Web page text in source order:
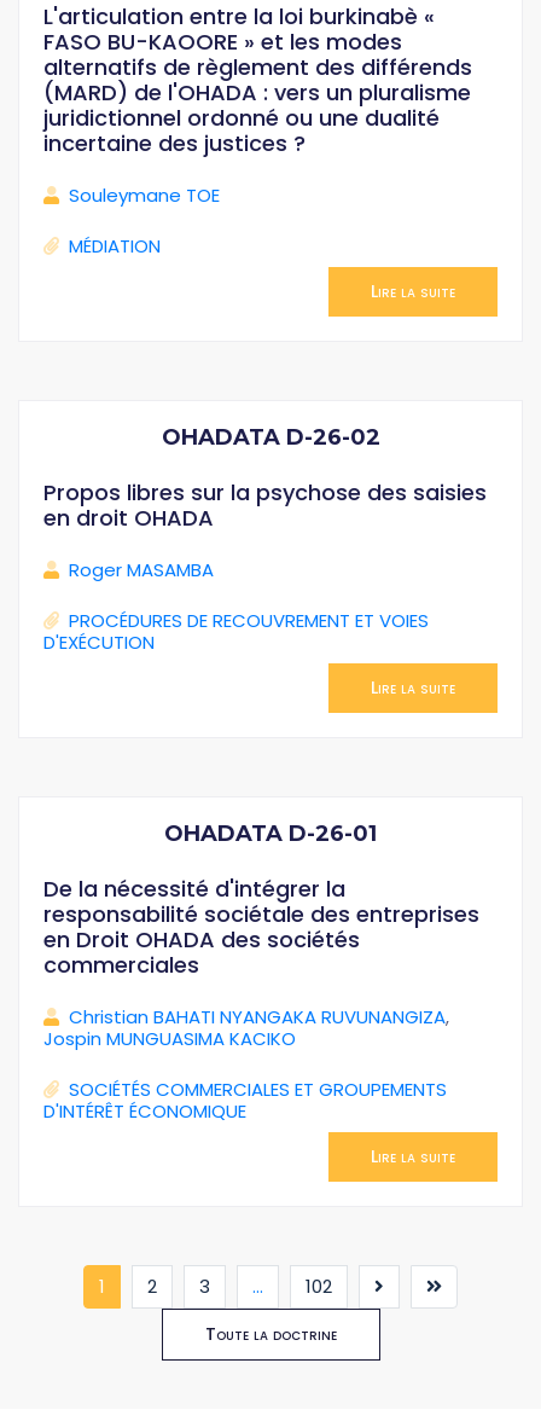
L'articulation entre la loi burkinabè «
FASO BU-KAOORE » et les modes
alternatifs de règlement des différends
(MARD) de l'OHADA : vers un pluralisme
juridictionnel ordonné ou une dualité
incertaine des justices ?
Souleymane TOE
MÉDIATION
Lire la suite
OHADATA D-26-02
Propos libres sur la psychose des saisies
en droit OHADA
Roger MASAMBA
PROCÉDURES DE RECOUVREMENT ET VOIES
D'EXÉCUTION
Lire la suite
OHADATA D-26-01
De la nécessité d'intégrer la
responsabilité sociétale des entreprises
en Droit OHADA des sociétés
commerciales
Christian BAHATI NYANGAKA RUVUNANGIZA,
Jospin MUNGUASIMA KACIKO
SOCIÉTÉS COMMERCIALES ET GROUPEMENTS
D'INTÉRÊT ÉCONOMIQUE
Lire la suite
1 (current)
2 3 ... 102
Toute la doctrine